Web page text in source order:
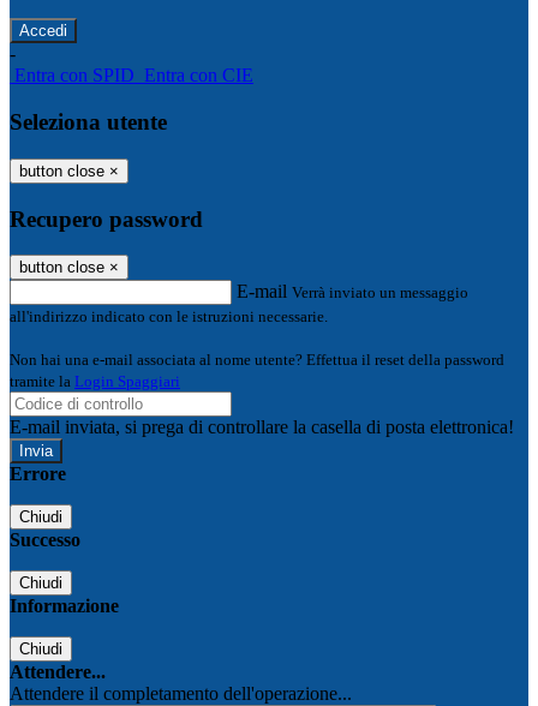
-
Entra con SPID Entra con CIE
Seleziona utente
button close ×
Recupero password
button close ×
E-mail Verrà inviato un messaggio
all'indirizzo indicato con le istruzioni necessarie.
Non hai una e-mail associata al nome utente? Effettua il reset della password
tramite la Login Spaggiari
E-mail inviata, si prega di controllare la casella di posta elettronica!
Errore
Chiudi
Successo
Chiudi
Informazione
Chiudi
Attendere...
Attendere il completamento dell'operazione...